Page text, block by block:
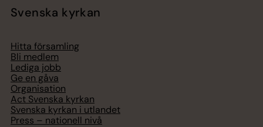
Svenska kyrkan
Hitta församling
Bli medlem
Lediga jobb
Ge en gåva
Organisation
Act Svenska kyrkan
Svenska kyrkan i utlandet
Press – nationell nivå